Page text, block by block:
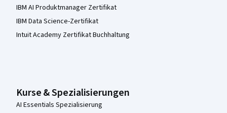
IBM AI Produktmanager Zertifikat
IBM Data Science-Zertifikat
Intuit Academy Zertifikat Buchhaltung
Kurse & Spezialisierungen
AI Essentials Spezialisierung